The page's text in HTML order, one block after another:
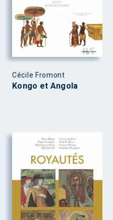
Cécile Fromont
Kongo et Angola